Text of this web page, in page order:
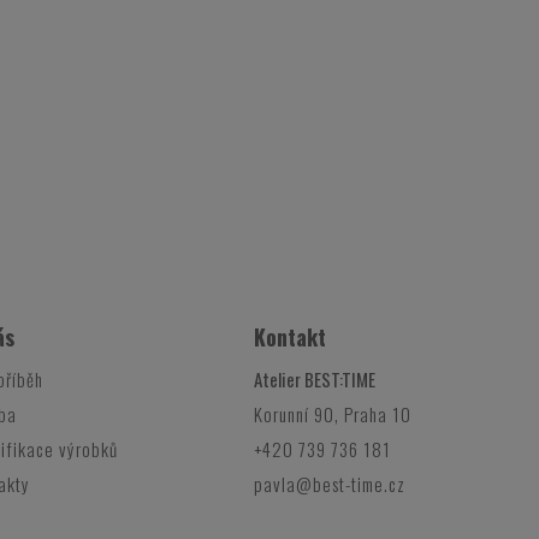
výrobků
Kontakt
Atelier BEST:TIME
Korunní 90, Praha 10
+420 739 736 181
pavla@best-time.cz